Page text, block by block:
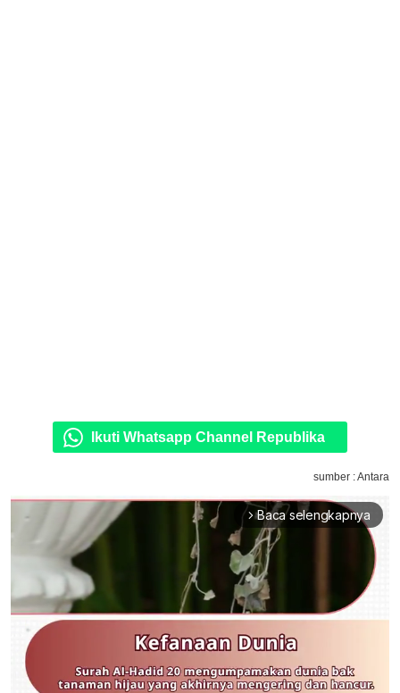
Ikuti Whatsapp Channel Republika
sumber : Antara
arrow_forward_ios Baca selengkapnya